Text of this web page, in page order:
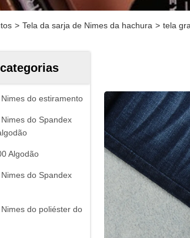
> Tela da sarja de Nimes da hachura > tela
do estiramento
do Spandex
Algodão
do Spandex
do poliéster do